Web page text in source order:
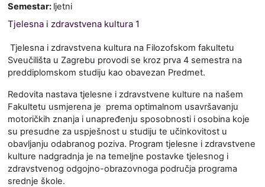
Semestar: ljetni
Tjelesna i zdravstvena kultura 1
Tjelesna i zdravstvena kultura na Filozofskom fakultetu
Sveučilišta u Zagrebu provodi se kroz prva 4 semestra na
preddiplomskom studiju kao obavezan Predmet.
Redovita nastava tjelesne i zdravstvene kulture na našem
Fakultetu usmjerena je prema optimalnom usavršavanju
motoričkih znanja i unapređenju sposobnosti i osobina koje
su presudne za uspješnost u studiju te učinkovitost u
obavljanju odabranog poziva. Program tjelesne i zdravstvene
kulture nadgradnja je na temeljne postavke tjelesnog i
zdravstvenog odgojno-obrazovnoga područja programa
srednje škole.